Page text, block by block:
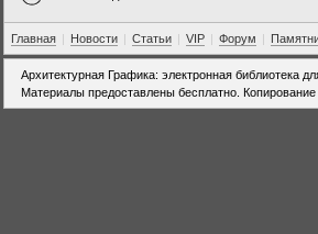
Главная | Новости | Статьи | VIP | Форум |
Архитектурная Графика: электронная библиотека
Материалы предоставлены бесплатно.